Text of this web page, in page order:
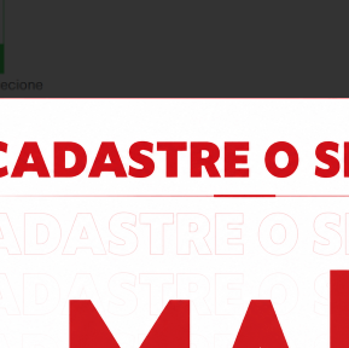
parte da linha Modicon X80 e é
ou terminais e os módulos de E/S,
de reposição, os custos de
de consumo embalados, mineração,